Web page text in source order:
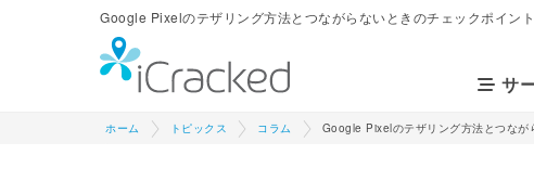
Google Pixelのテザリング方法とつながらないときのチェックポイン
サ
ホーム トピックス コラム Google Pixelのテザリング方法とつなが